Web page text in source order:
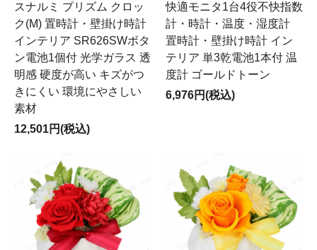
スナルミ プリズム クロッ
ク(M) 置時計・壁掛け時計
インテリア SR626SWボタ
ン電池1個付 光学ガラス 透
明感 硬度が高い キズがつ
きにくい 環境にやさしい
素材
12,501円(税込)
快適モニタ1台4役不快指数
計・時計・温度・湿度計
置時計・壁掛け時計 イン
テリア 単3乾電池1本付 温
度計 ゴールドトーン
6,976円(税込)